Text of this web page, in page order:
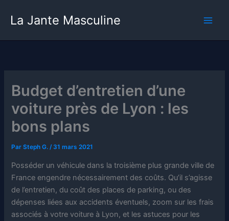
La Jante Masculine
Budget d’entretien d’une
voiture près de Lyon : les
bons plans
ParSteph G./ 31 mars 2021
Posséder un véhicule dans la troisième plus grande ville de
France engendre nécessairement des coûts. Qu’il s’agisse
de l’entretien, du coût des places de parking, ou des
dépenses liées aux accidents éventuels, zoom sur les frais
associés à votre voiture à Lyon, et les astuces pour les